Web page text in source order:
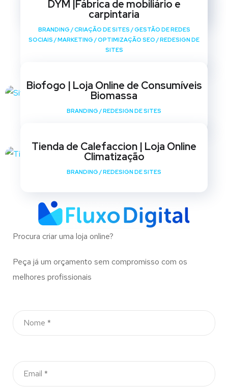
SITES
DYM |Fábrica de mobiliário e
carpintaria
BRANDING /CRIAÇÃO DE SITES /GESTÃO DE REDES
SOCIAIS /MARKETING /OPTIMIZAÇÃO SEO /REDESIGN DE
SITES
Biofogo | Loja Online de Consumíveis
Biomassa
BRANDING /REDESIGN DE SITES
Tienda de Calefaccion | Loja Online
Climatização
BRANDING /REDESIGN DE SITES
Procura criar uma loja online?
Peça já um orçamento sem compromisso com os
melhores profissionais